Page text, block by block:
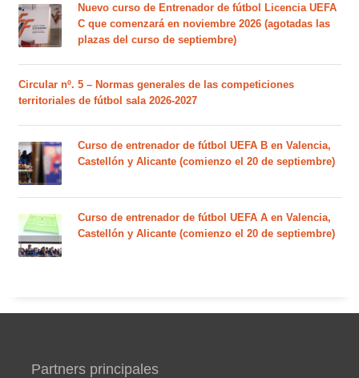
Nuevo curso de Entrenador de fútbol Licencia UEFA
C que comenzará en noviembre 2026 (agotadas las
plazas del curso de septiembre)
Circular nº. 5 – Normas generales de las competiciones
territoriales de fútbol sala 2026-2027
Curso de entrenador de fútbol UEFA B en Valencia,
Castellón y Alicante (comienzo el 20 de septiembre)
Curso de entrenador de fútbol UEFA A en Valencia,
Castellón y Alicante (comienzo el 20 de septiembre)
Partners principales